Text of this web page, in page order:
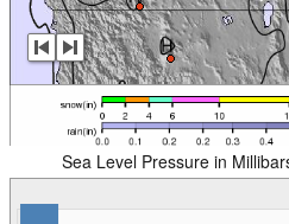
Sea Level Pressure in